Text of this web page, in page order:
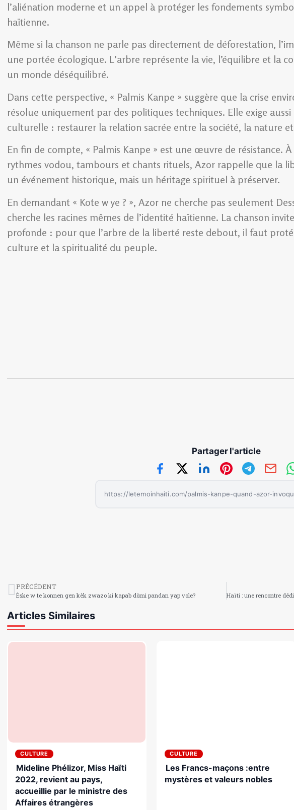
l’aliénation moderne et un appel à protéger les fondements
haïtienne.
Même si la chanson ne parle pas directement de déforestation,
une portée écologique. L’arbre représente la vie, l’équilibre et la
un monde déséquilibré.
Dans cette perspective, « Palmis Kanpe » suggère que la crise
résolue uniquement par des politiques techniques. Elle exige
culturelle : restaurer la relation sacrée entre la société, la nature
En fin de compte, « Palmis Kanpe » est une œuvre de résistance.
rythmes vodou, tambours et chants rituels, Azor rappelle que la
un événement historique, mais un héritage spirituel à préserver.
En demandant « Kote w ye ? », Azor ne cherche pas seulement
cherche les racines mêmes de l’identité haïtienne. La chanson
profonde : pour que l’arbre de la liberté reste debout, il faut
culture et la spiritualité du peuple.
Partager l'article
PRÉCÉDENT
Èske w te konnen gen kèk zwazo ki kapab dòmi pandan yap vole?
Articles Similaires
CULTURE
Mideline Phélizor, Miss Haïti
2022, revient au pays,
accueillie par le ministre des
Affaires étrangères
CULTURE
Les Francs-maçons :entre
mystères et valeurs nobles